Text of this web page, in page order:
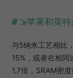
苹果和英
与5纳米工艺相比
15%，或者在相
1.7倍，SRAM密